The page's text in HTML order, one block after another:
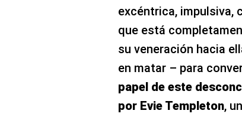
excéntrica, impulsiva,
que está
su veneración hacia
en matar – para
papel de este
por Evie Templeton,